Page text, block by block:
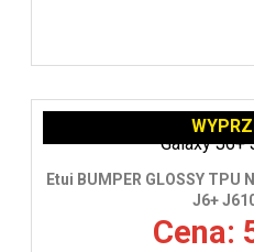
Etui BUMPER GLOSSY
J6+
Cena: